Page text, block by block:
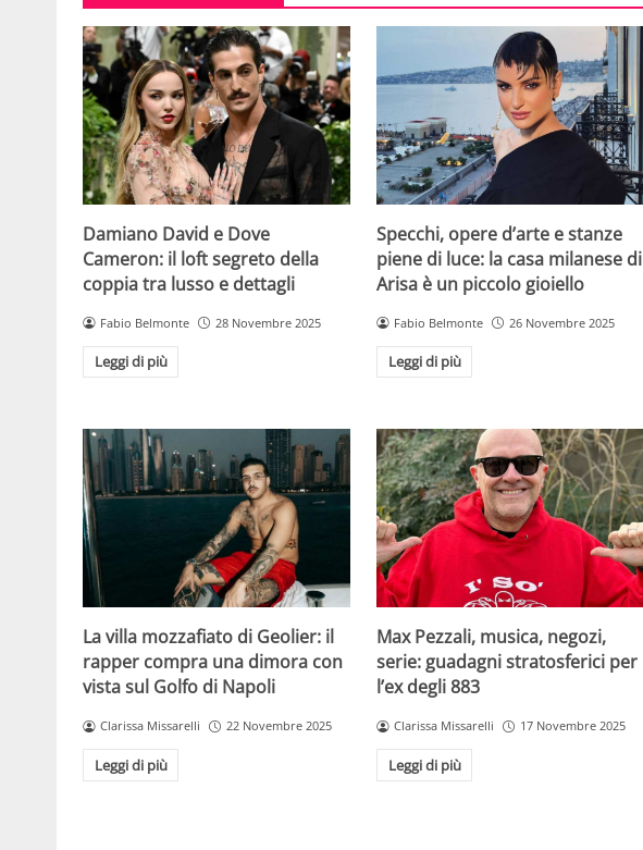
Damiano David e Dove
Cameron: il loft segreto della
coppia tra lusso e dettagli
Fabio Belmonte 28 Novembre 2025
Leggi di più
Specchi, opere d’arte e stanze
piene di luce: la casa milanese di
Arisa è un piccolo gioiello
Fabio Belmonte 26 Novembre 2025
Leggi di più
La villa mozzafiato di Geolier: il
rapper compra una dimora con
vista sul Golfo di Napoli
Clarissa Missarelli 22 Novembre 2025
Leggi di più
Max Pezzali, musica, negozi,
serie: guadagni stratosferici per
l’ex degli 883
Clarissa Missarelli 17 Novembre 2025
Leggi di più